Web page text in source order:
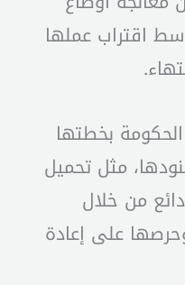
اقتراب عملها
بخطتها
مثل تحميل
من خلال
على إعادة